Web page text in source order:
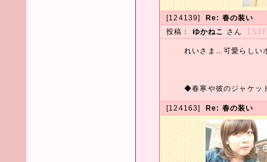
[124139]
Re: 春の装い
投稿： ゆかねこ さん
れいさま…可愛らしい
◆春寒や彼のジャケッ
[124163] Re: 春の装い